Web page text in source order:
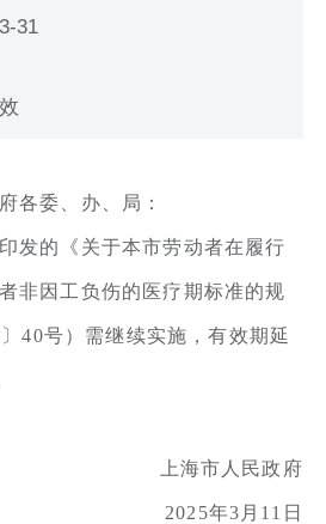
31
各委、办、局：
的《关于本市劳动者在履行
非因工负伤的医疗期标准的规
40号）需继续实施，有效期延
上海市人民政府
2025年3月11日